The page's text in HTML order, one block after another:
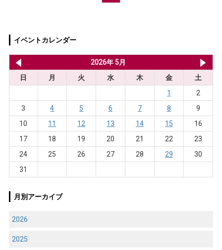
イベントカレンダー
2026年 5月
日
月 火 水 木 金
土
1
2
3
4 5 6 7 8
9
10
11 12 13 14 15
16
17
18 19 20 21 22
23
24
25 26 27 28 29
30
31
月別アーカイブ
2026
2025